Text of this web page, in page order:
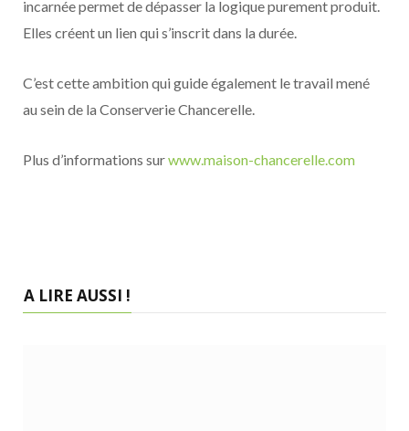
incarnée permet de dépasser la logique purement produit.
Elles créent un lien qui s’inscrit dans la durée.
C’est cette ambition qui guide également le travail mené
au sein de la Conserverie Chancerelle.
Plus d’informations surwww.maison-chancerelle.com
A LIRE AUSSI !